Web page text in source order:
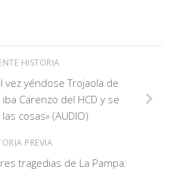
HISTORIA
vez yéndose Trojaola de
Carenzo del HCD y se
cosas» (AUDIO)
PREVIA
tragedias de La Pampa: